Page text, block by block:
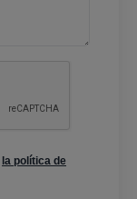
la política de